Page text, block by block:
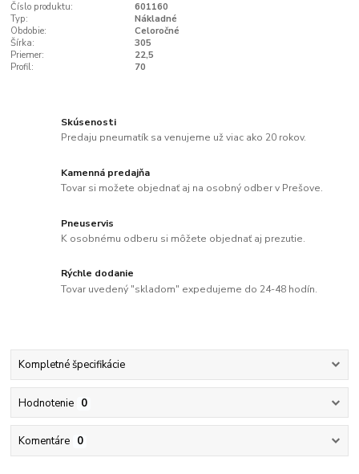
Číslo produktu:
601160
Typ:
Nákladné
Obdobie:
Celoročné
Šírka:
305
Priemer:
22,5
Profil:
70
Skúsenosti
Predaju pneumatík sa venujeme už viac ako 20 rokov.
Kamenná predajňa
Tovar si možete objednať aj na osobný odber v Prešove.
Pneuservis
K osobnému odberu si môžete objednať aj prezutie.
Rýchle dodanie
Tovar uvedený "skladom" expedujeme do 24-48 hodín.
Kompletné špecifikácie
Hodnotenie 0
Komentáre 0